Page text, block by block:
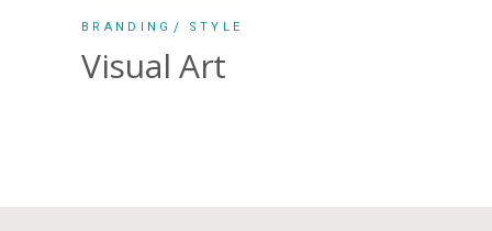
BRANDING STYLE
Visual Art